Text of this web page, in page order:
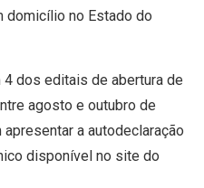
domicílio no Estado do
4 dos editais de abertura de
agosto e outubro de
a autodeclaração
disponível no site do